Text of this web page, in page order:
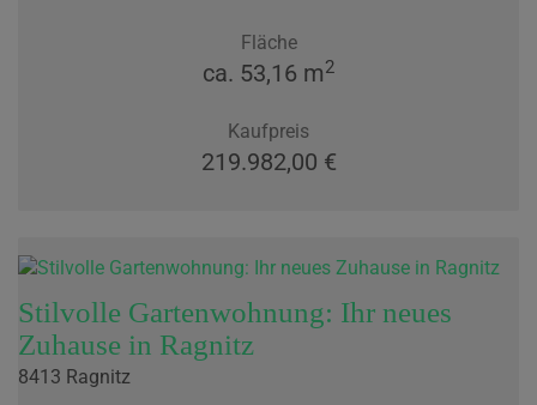
Fläche
ca. 53,16 m2
Kaufpreis
219.982,00 €
Stilvolle Gartenwohnung: Ihr neues
Zuhause in Ragnitz
8413 Ragnitz